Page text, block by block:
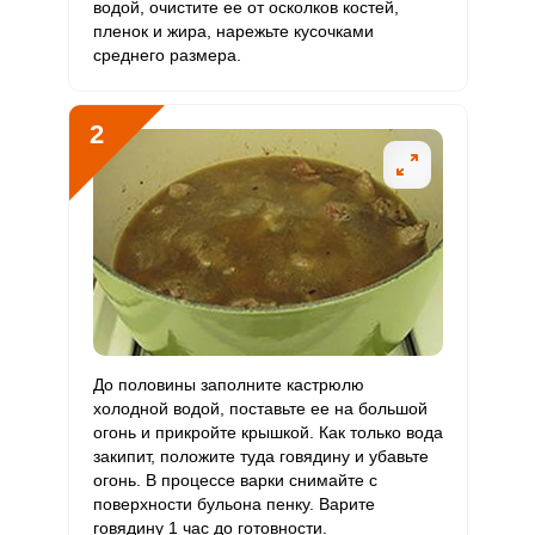
Витамин
D
Витамин
E
Биотин 25.8 мг 50 мг 2.4
Витамин
К
4.1 мкг 0.6
Витамин
20 мг
Калий 3657.6 мг 2500 мг 6.7
Кальций 285.3 мг 1000 мг 1.3 4.8
Кремний 10 мг 30 мг 1.5
водой, очистите ее от осколков костей,
пленок и жира, нарежьте кусочками
среднего размера.
2
До половины заполните кастрюлю
холодной водой, поставьте ее на большой
огонь и прикройте крышкой. Как только вода
закипит, положите туда говядину и убавьте
огонь. В процессе варки снимайте с
поверхности бульона пенку. Варите
говядину 1 час до готовности.
ВХОД НА САЙТ РЕГИСТРАЦИЯ
Сообщить об ошибке